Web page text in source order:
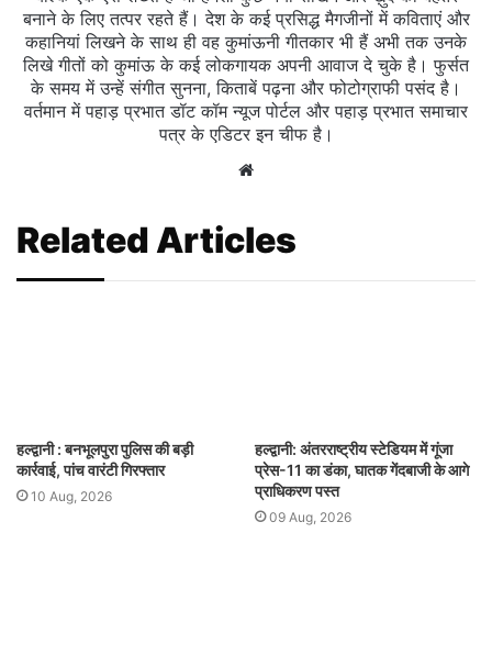
बनाने के लिए तत्पर रहते हैं। देश के कई प्रसिद्ध मैगजीनों में कविताएं और
कहानियां लिखने के साथ ही वह कुमांऊनी गीतकार भी हैं अभी तक उनके
लिखे गीतों को कुमांऊ के कई लोकगायक अपनी आवाज दे चुके है। फुर्सत
के समय में उन्हें संगीत सुनना, किताबें पढ़ना और फोटोग्राफी पसंद है।
वर्तमान में पहाड़ प्रभात डॉट कॉम न्यूज पोर्टल और पहाड़ प्रभात समाचार
पत्र के एडिटर इन चीफ है।
Website
Related Articles
हल्द्वानी : बनभूलपुरा पुलिस की बड़ी
कार्रवाई, पांच वारंटी गिरफ्तार
10 Aug, 2026
हल्द्वानी: अंतरराष्ट्रीय स्टेडियम में गूंजा
प्रेस-11 का डंका, घातक गेंदबाजी के आगे
प्राधिकरण पस्त
09 Aug, 2026